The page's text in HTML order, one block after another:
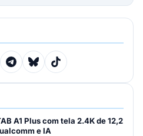
A1 Plus com tela 2.4K de 12,2
e IA